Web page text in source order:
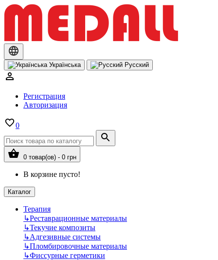
Українська Русский
Регистрация
Авторизация
0
0 товар(ов) - 0 грн
В корзине пусто!
Каталог
Терапия
↳Реставрационные материалы
↳Текучие композиты
↳Адгезивные системы
↳Пломбировочные материалы
↳Фиссурные герметики